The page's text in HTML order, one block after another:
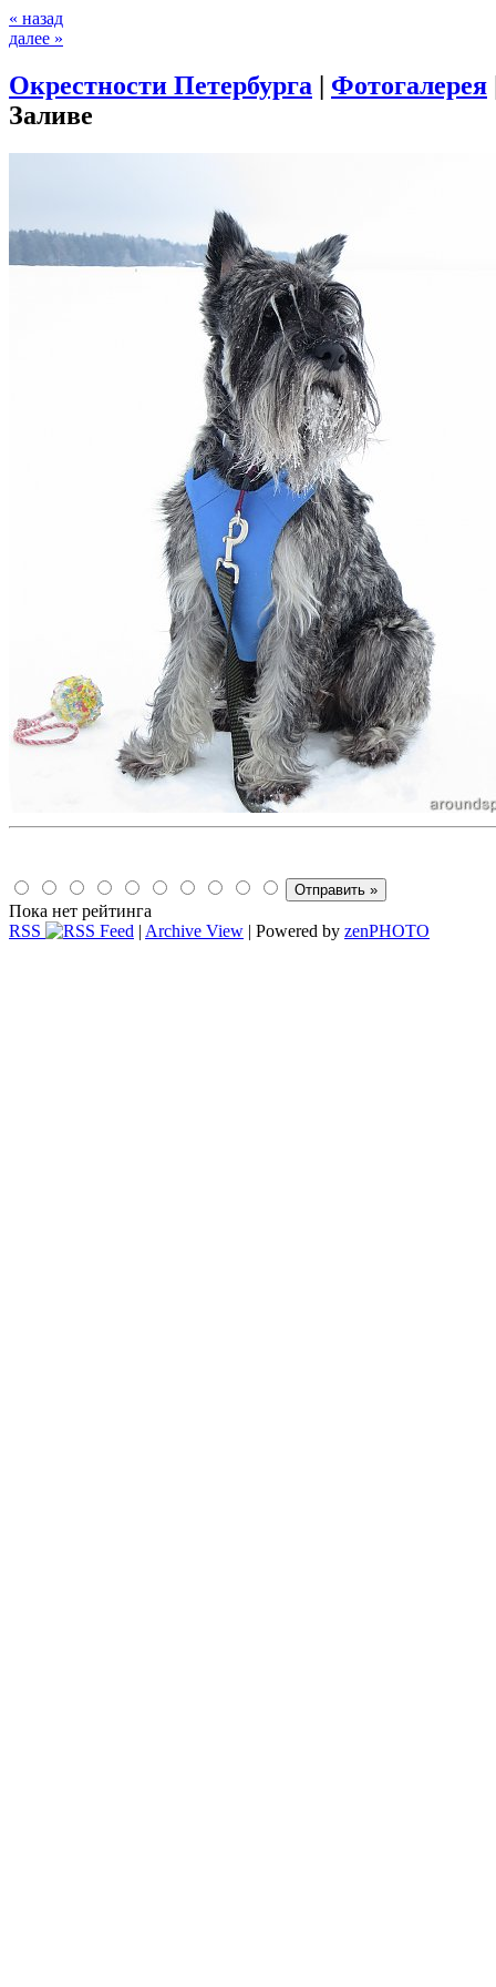
« назад
далее »
Окрестности Петербурга | Фотогалерея
Заливе
Пока нет рейтинга
RSS
| Archive View | Powered by zenPHOTO